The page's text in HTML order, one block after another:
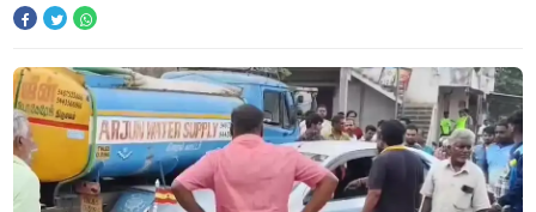
மாட்டு கறி சாப்பிட்டதாக